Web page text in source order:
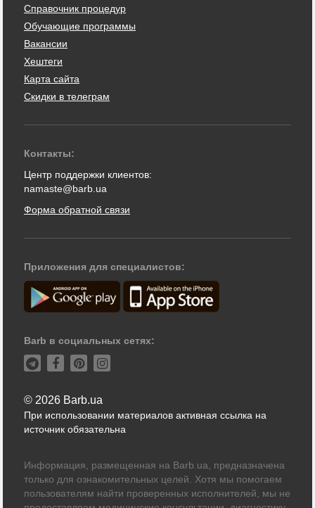
Справочник процедур
Обучающие программы
Вакансии
Хештеги
Карта сайта
Скидки в телеграм
Контакты:
Центр поддержки клиентов:
namaste@barb.ua
Форма обратной связи
Приложения для специалистов:
Barb в социальных сетях:
© 2026 Barb.ua
При использовании материалов активная ссылка на
источник обязательна
Информация, размещенная на Barb.ua, предназначена
только для ознакомительных целей. Хотя мы помогаем
пользователям найти проверенных исполнителей, мы не